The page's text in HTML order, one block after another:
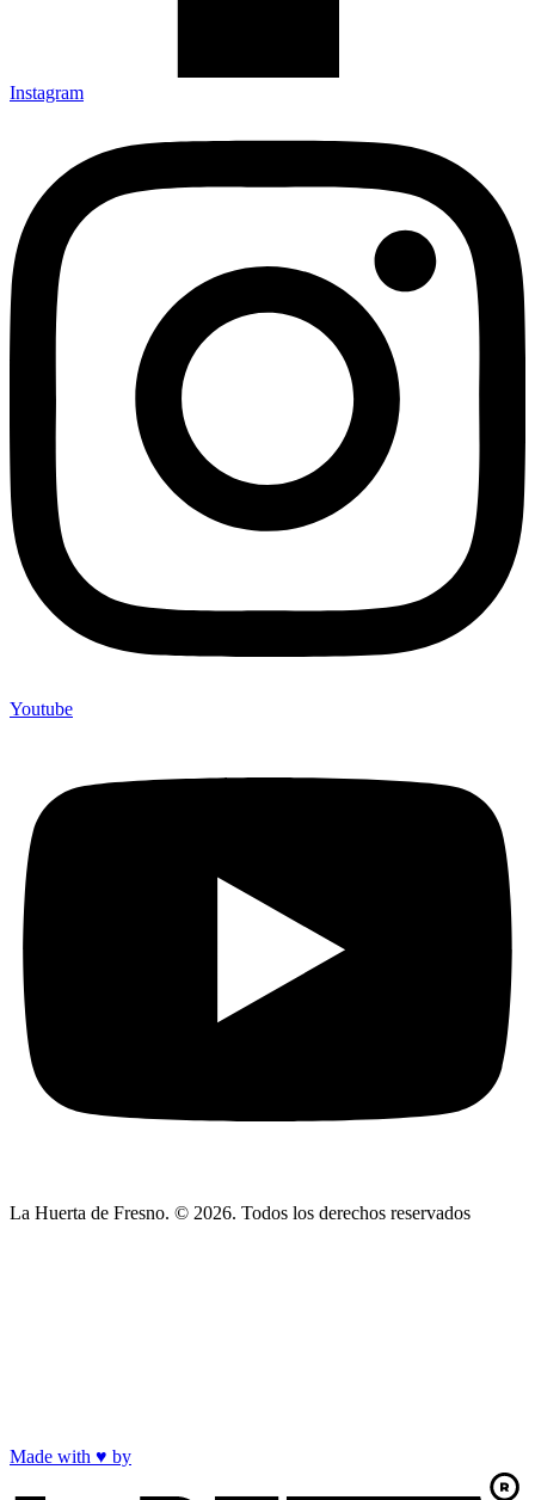
Instagram
Youtube
La Huerta de Fresno. © 2026. Todos los derechos reservados
Made with ♥ by